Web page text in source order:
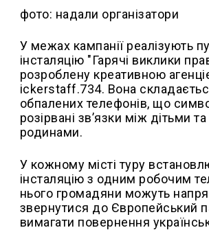
фото: надали організатори
У межах кампанії реалізують
інсталяцію "Гарячі виклики
розроблену креативною
ickerstaff.734. Вона
обпалених телефонів, що
розірвані зв’язки між дітьми та
родинами.
У кожному місті туру
інсталяцію з одним робочим
нього громадяни можуть
звернутися до Європейський
вимагати повернення